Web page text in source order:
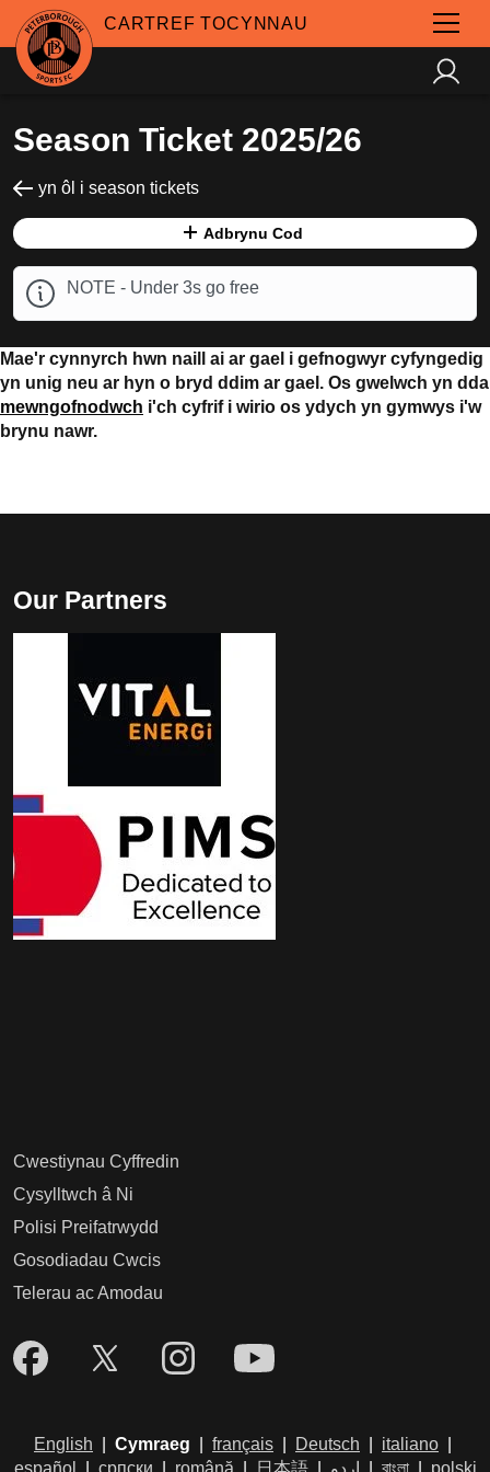
CARTREF TOCYNNAU
Season Ticket 2025/26
yn ôl i season tickets
Adbrynu Cod
NOTE - Under 3s go free
Mae'r cynnyrch hwn naill ai ar gael i gefnogwyr cyfyngedig
yn unig neu ar hyn o bryd ddim ar gael. Os gwelwch yn dda
mewngofnodwch i'ch cyfrif i wirio os ydych yn gymwys i'w
brynu nawr.
Cwestiynau Cyffredin
Cysylltwch â Ni
Polisi Preifatrwydd
Gosodiadau Cwcis
Telerau ac Amodau
Our Partners
English Cymraeg français Deutsch italiano
español
српски română 日本語| اردو বাংলা| polski